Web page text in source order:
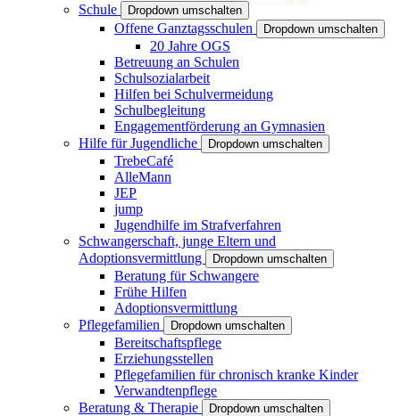
Schule
Dropdown umschalten
Offene Ganztagsschulen Dropdown umschalten
20 Jahre OGS
Betreuung an Schulen
Schulsozialarbeit
Hilfen bei Schulvermeidung
Schulbegleitung
Engagementförderung an Gymnasien
Hilfe für Jugendliche
Dropdown umschalten
TrebeCafé
AlleMann
JEP
jump
Jugendhilfe im Strafverfahren
Schwangerschaft, junge Eltern und
Adoptionsvermittlung
Dropdown umschalten
Beratung für Schwangere
Frühe Hilfen
Adoptionsvermittlung
Pflegefamilien
Dropdown umschalten
Bereitschaftspflege
Erziehungsstellen
Pflegefamilien für chronisch kranke Kinder
Verwandtenpflege
Beratung & Therapie
Dropdown umschalten